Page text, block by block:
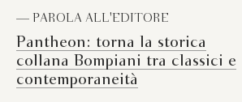
— PAROLA ALL'EDITORE
Pantheon: torna la storica
collana Bompiani tra classici e
contemporaneità